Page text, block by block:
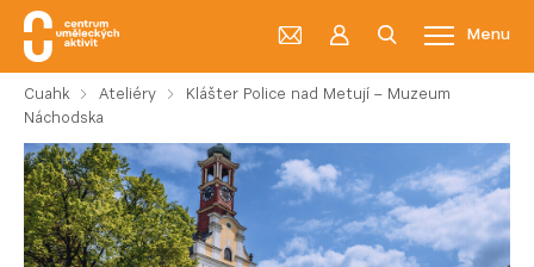
Menu
Cuahk Ateliéry
Klášter Police nad Metují – Muzeum
Náchodska